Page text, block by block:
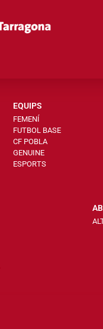
EQUIPS
FEMENÍ
FUTBOL BASE
CF POBLA
GENUINE
ESPORTS